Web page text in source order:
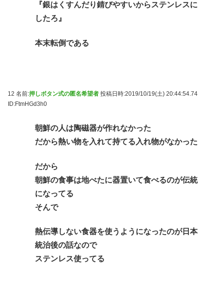
『銀はくすんだり錆びやすいからステンレスに
したろ』
本末転倒である
12 名前:押しボタン式の匿名希望者 投稿日時:2019/10/19(土) 20:44:54.74
ID:FtmHGd3h0
朝鮮の人は陶磁器が作れなかった
だから熱い物を入れて持てる入れ物がなかった
だから
朝鮮の食事は地べたに器置いて食べるのが伝統
になってる
そんで
熱伝導しない食器を使うようになったのが日本
統治後の話なので
ステンレス使ってる